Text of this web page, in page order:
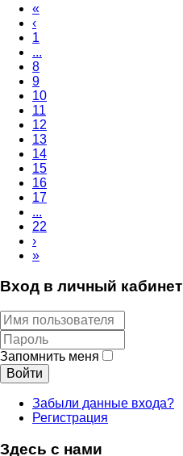
«
‹
1
...
8
9
10
11
12
13
14
15
16
17
...
22
›
»
Вход в личный кабинет
Запомнить меня
Войти
Забыли данные входа?
Регистрация
Здесь с нами